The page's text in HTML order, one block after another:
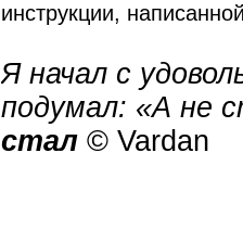
инструкции,
Я начал с
подумал: «А не
стал © Vardan